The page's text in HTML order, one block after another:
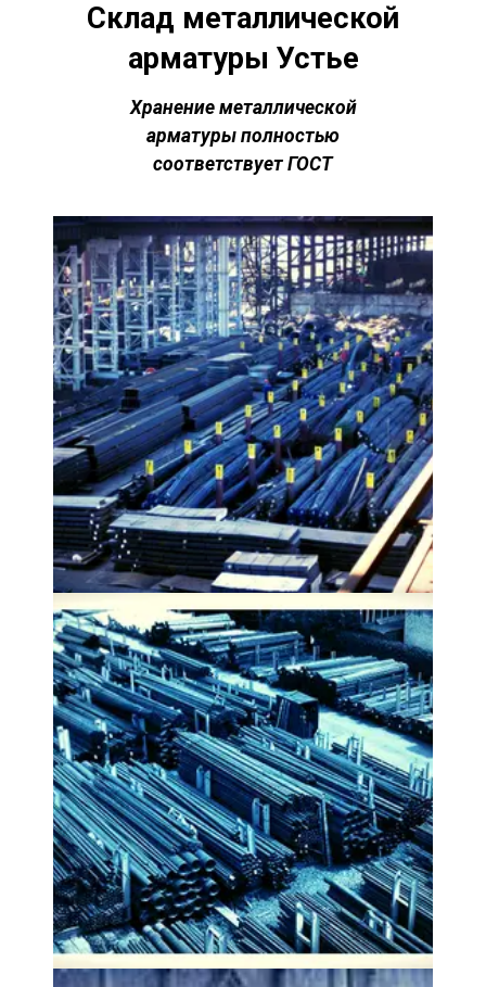
Склад металлической
арматуры Устье
Хранение металлической
арматуры полностью
соответствует ГОСТ